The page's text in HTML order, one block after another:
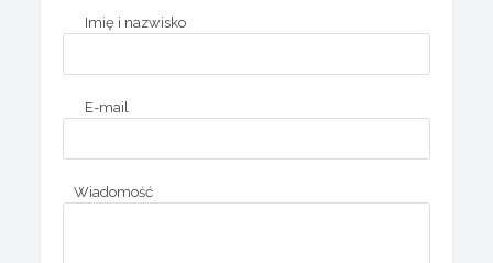
Imię i nazwisko
E-mail
Wiadomość